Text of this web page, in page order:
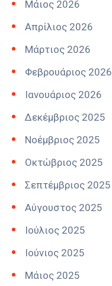
Μάιος 2026
Απρίλιος 2026
Μάρτιος 2026
Φεβρουάριος 2026
Ιανουάριος 2026
Δεκέμβριος 2025
Νοέμβριος 2025
Οκτώβριος 2025
Σεπτέμβριος 2025
Αύγουστος 2025
Ιούλιος 2025
Ιούνιος 2025
Μάιος 2025